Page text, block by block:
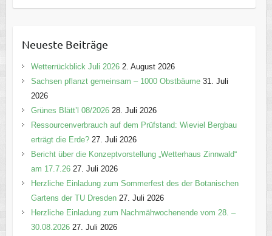
a
g
o
r
e
n
Neueste Beiträge
Wetterrückblick Juli 2026 2. August 2026
Sachsen pflanzt gemeinsam – 1000 Obstbäume 31. Juli
2026
Grünes Blätt’l 08/2026 28. Juli 2026
Ressourcenverbrauch auf dem Prüfstand: Wieviel Bergbau
erträgt die Erde? 27. Juli 2026
Bericht über die Konzeptvorstellung „Wetterhaus Zinnwald“
am 17.7.26 27. Juli 2026
Herzliche Einladung zum Sommerfest des der Botanischen
Gartens der TU Dresden 27. Juli 2026
Herzliche Einladung zum Nachmähwochenende vom 28. –
30.08.2026 27. Juli 2026